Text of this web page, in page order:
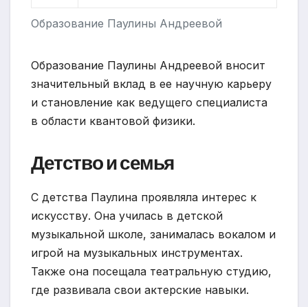
Образование Паулины Андреевой
Образование Паулины Андреевой вносит
значительный вклад в ее научную карьеру
и становление как ведущего специалиста
в области квантовой физики.
Детство и семья
С детства Паулина проявляла интерес к
искусству. Она училась в детской
музыкальной школе, занималась вокалом и
игрой на музыкальных инструментах.
Также она посещала театральную студию,
где развивала свои актерские навыки.